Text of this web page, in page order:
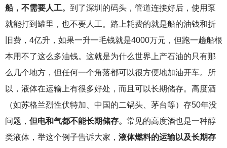
船，不需要人工。 到了深圳的码头，管道连接好后，使用泵
就能打到罐里，也不要人工。路上耗费的就是船的油钱和折
旧费，4亿升，如果一升一毛钱就是4000万元，但跑一趟船根
本用不了这么多油钱。这就是为什么世界上产石油的只有那
么几个地方，但任何一个角落都可以很方便地加油开车。所
以，液体在运输上有很多好处，而且可以长期储存。高度酒
（如苏格兰烈性伏特加、中国的二锅头、茅台等）存50年没
问题， 但电和气都不能长期储存。 常见的高度酒也是一种醇
类液体，举这个例子告诉大家， 液体燃料的运输以及长期存